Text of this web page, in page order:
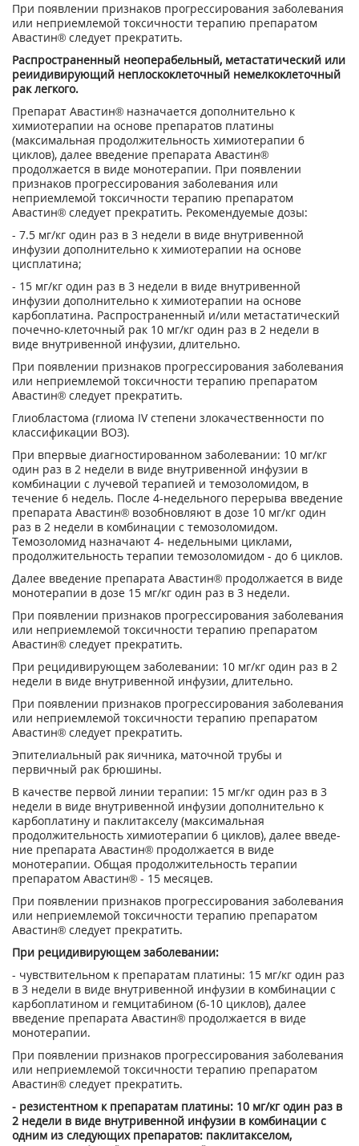
При появлении признаков прогрессирования заболевания
или неприемлемой токсичности терапию препаратом
Авастин® следует прекратить.
Распространенный неоперабельный, метастатический или
реиидивиpующий неплоскоклеточный немелкоклеточный
рак легкого.
Препарат Авастин® назначается дополни­тельно к
химиотерапии на основе препаратов платины
(максимальная продолжительность химиотерапии 6
циклов), далее введение препарата Авастин®
продолжается в виде монотерапии. При появлении
признаков про­грессирования заболевания или
неприемле­мой токсичности терапию препаратом
Авастин® следует прекратить. Рекомендуемые дозы:
- 7.5 мг/кг один раз в 3 недели в виде внутри­венной
инфузии дополнительно к химиоте­рапии на основе
цисплатина;
- 15 мг/кг один раз в 3 недели в виде внутри­венной
инфузии дополнительно к химиоте­рапии на основе
карбоплатина. Распространенный и/или метастатический
почечно-клеточный рак 10 мг/кг один раз в 2 недели в
виде внутри­венной инфузии, длительно.
При появлении признаков прогрессирования заболевания
или неприемлемой токсичности терапию препаратом
Авастин® следует пре­кратить.
Глиобластома (глиома IV степени злокачественности по
классификации ВОЗ).
При впервые диагностированном заболева­нии: 10 мг/кг
один раз в 2 недели в виде внутривенной инфузии в
комбинации с луче­вой терапией и темозоломидом, в
течение 6 недель. После 4-недельного перерыва введе­ние
препарата Авастин® возобновляют в дозе 10 мг/кг один
раз в 2 недели в комбинации с темозоломидом.
Темозоломид назначают 4- недельными циклами,
продолжительность терапии темозоломидом - до 6 циклов.
Далее введение препарата Авастин® продол­жается в виде
монотерапии в дозе 15 мг/кг один раз в 3 недели.
При появлении признаков прогрессирования заболевания
или неприемлемой токсичности терапию препаратом
Авастин® следует пре­кратить.
При рецидивирующем заболевании: 10 мг/кг один раз в 2
недели в виде внутривенной ин­фузии, длительно.
При появлении признаков прогрессирования заболевания
или неприемлемой токсичности терапию препаратом
Авастин® следует прекратить.
Эпителиальный рак яичника, маточной тру­бы и
первичный рак брюшины.
В качестве первой линии терапии: 15 мг/кг один раз в 3
недели в виде внутривенной ин­фузии дополнительно к
карбоплатину и паклитакселу (максимальная
продолжитель­ность химиотерапии 6 циклов), далее введе­
ние препарата Авастин® продолжается в виде
монотерапии. Общая продолжительность те­рапии
препаратом Авастин® - 15 месяцев.
При появлении признаков прогрессирования заболевания
или неприемлемой токсичности терапию препаратом
Авастин® следует пре­кратить.
При рецидивирующем заболевании:
- чувствительном к препаратам платины: 15 мг/кг один раз
в 3 недели в виде внут­ривенной инфузии в комбинации с
карбоплатином и гемцитабином (6-10 циклов), далее
введение препарата Авастин® про­должается в виде
монотерапии.
При появлении признаков прогрессиро­вания заболевания
или неприемлемой токсичности терапию препаратом
Авастин® следует прекратить.
- резистентном к препаратам платины: 10 мг/кг один раз в
2 недели в виде внут­ривенной инфузии в комбинации с
одним из следующих препаратов: паклитакселом,